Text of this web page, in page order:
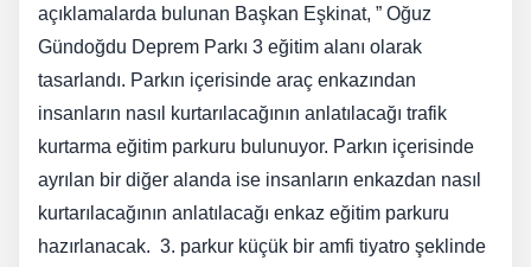
açıklamalarda bulunan Başkan Eşkinat, ” Oğuz
Gündoğdu Deprem Parkı 3 eğitim alanı olarak
tasarlandı. Parkın içerisinde araç enkazından
insanların nasıl kurtarılacağının anlatılacağı trafik
kurtarma eğitim parkuru bulunuyor. Parkın içerisinde
ayrılan bir diğer alanda ise insanların enkazdan nasıl
kurtarılacağının anlatılacağı enkaz eğitim parkuru
hazırlanacak. 3. parkur küçük bir amfi tiyatro şeklinde